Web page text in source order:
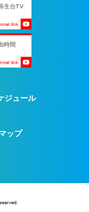
生台TV
link
時間
link
ジュール
ップ